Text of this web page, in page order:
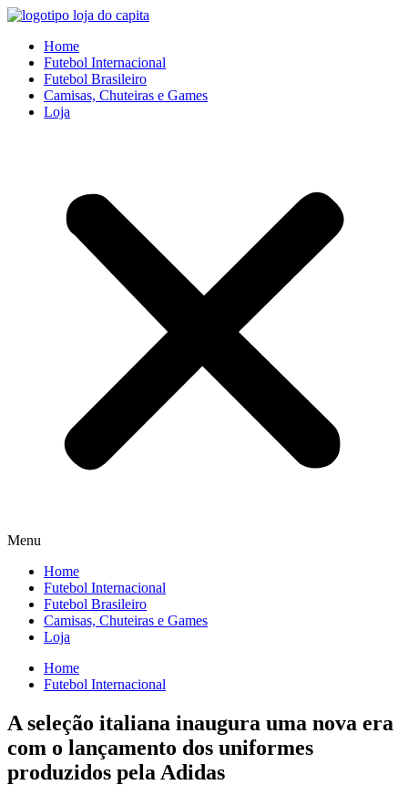
Ir
conteúdo
Home
Futebol Internacional
Futebol Brasileiro
Camisas, Chuteiras e Games
Loja
Menu
Home
Futebol Internacional
Futebol Brasileiro
Camisas, Chuteiras e Games
Loja
Home
Futebol Internacional
A seleção italiana inaugura uma nova era
com o lançamento dos uniformes
produzidos pela Adidas